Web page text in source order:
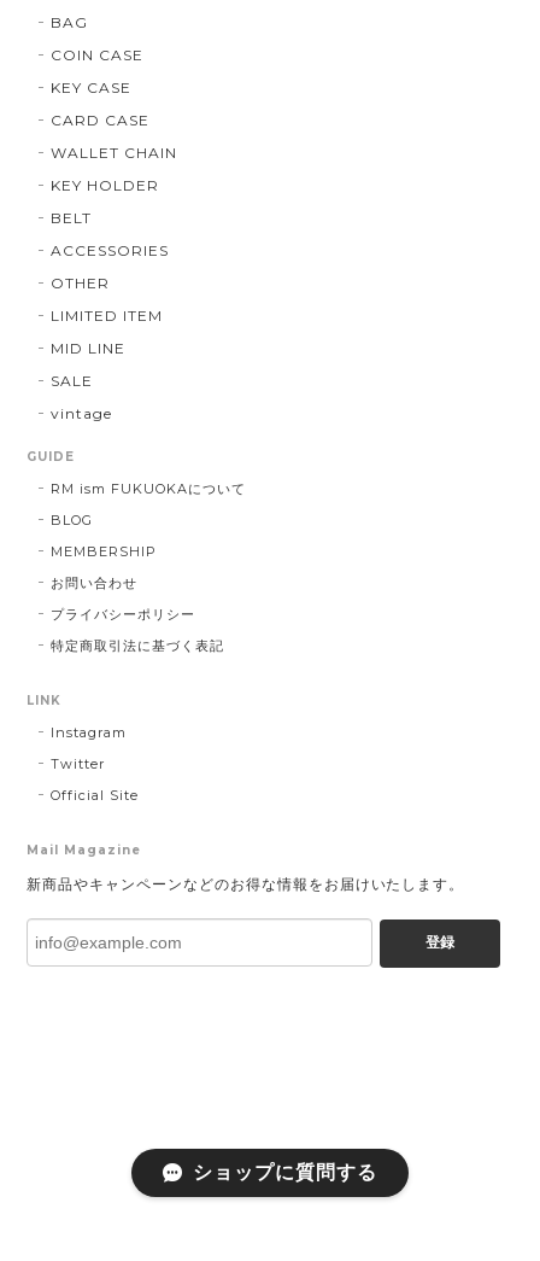
BAG
COIN CASE
KEY CASE
CARD CASE
WALLET CHAIN
KEY HOLDER
BELT
ACCESSORIES
OTHER
LIMITED ITEM
MID LINE
SALE
vintage
GUIDE
RM ism FUKUOKAについて
BLOG
MEMBERSHIP
お問い合わせ
プライバシーポリシー
特定商取引法に基づく表記
LINK
Instagram
Twitter
Official Site
Mail Magazine
新商品やキャンペーンなどのお得な情報をお届けいたします。
登録
ショップに質問する